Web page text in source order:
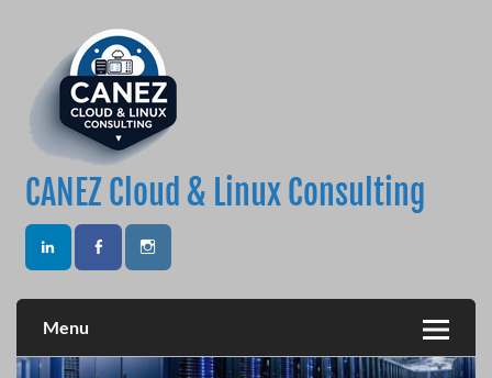
CANEZ Cloud & Linux Consulting
Menu